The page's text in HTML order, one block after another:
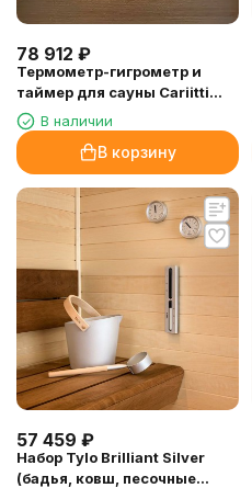
78 912 ₽
Термометр-гигрометр и
таймер для сауны Cariitti
Aspectu, под кело
В наличии
В корзину
57 459 ₽
Набор Tylo Brilliant Silver
(бадья, ковш, песочные